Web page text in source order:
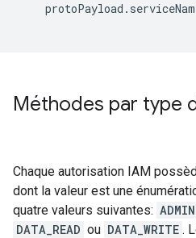
protoPayload .
Méthodes par type
Chaque autorisation IAM
dont la valeur est une
quatre valeurs suivantes:
DATA_READ ou DATA_WRITE .